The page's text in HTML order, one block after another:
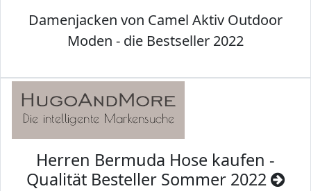
Damenjacken von Camel Aktiv Outdoor
Moden - die Bestseller 2022
Herren Bermuda Hose kaufen -
Qualität Besteller Sommer 2022